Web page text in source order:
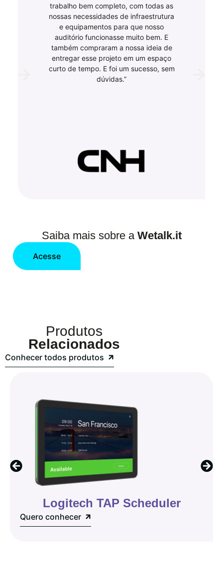
trabalho bem completo, com todas as
nossas necessidades de infraestrutura
e equipamentos para que nosso
auditório funcionasse muito bem. E
também compraram a nossa ideia de
entregar esse projeto em um espaço
curto de tempo. E foi um sucesso, sem
dúvidas.”
Saiba mais sobre a Wetalk.it
Acesse
Produtos
Relacionados
Conhecer todos produtos
Logitech TAP Scheduler
Quero conhecer